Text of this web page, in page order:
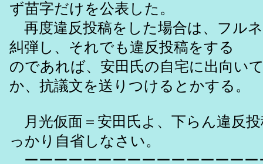
ず苗字だけを公表した。
再度違反投稿をした場合は、フル
糾弾し、それでも違反投稿をする
のであれば、安田氏の自宅に出向い
か、抗議文を送りつけるとかする。
月光仮面＝安田氏よ、下らん違反
っかり自省しなさい。
ーーーーーーーーーーーーーーーー